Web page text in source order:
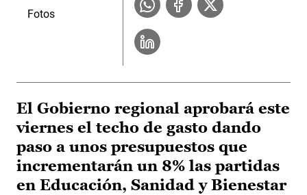
Fotos
El Gobierno regional aprobará este
viernes el techo de gasto dando
paso a unos presupuestos que
incrementarán un 8% las partidas
en Educación, Sanidad y Bienestar